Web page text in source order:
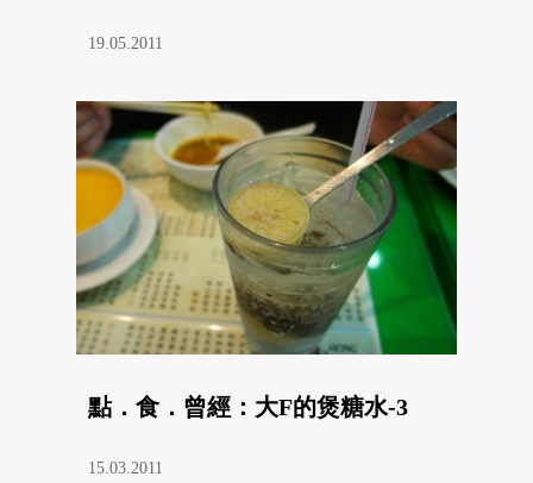
19.05.2011
點．食．曾經：大F的煲糖水-3
15.03.2011